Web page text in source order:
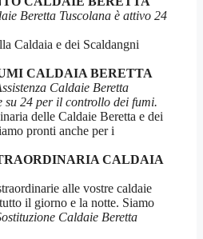
Beretta Tuscolana è attivo 24
CALDAIA BERETTA
Caldaie Beretta
su 24 per il controllo dei fumi.
CALDAIA
alle vostre caldaie
il giorno e la notte. Siamo
Caldaie Beretta